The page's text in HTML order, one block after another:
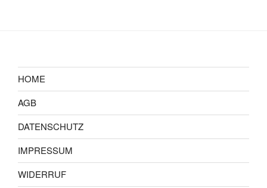
HOME
AGB
DATENSCHUTZ
IMPRESSUM
WIDERRUF